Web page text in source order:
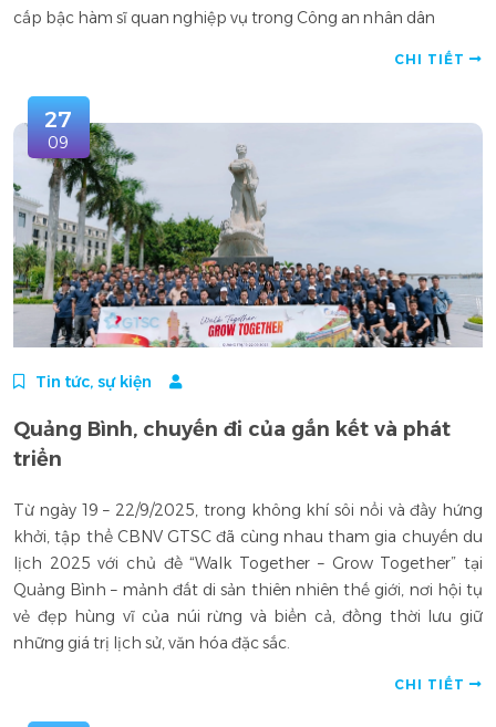
cấp bậc hàm sĩ quan nghiệp vụ trong Công an nhân dân
CHI TIẾT
27
09
Tin tức, sự kiện
Quảng Bình, chuyến đi của gắn kết và phát
triển
Từ ngày 19 – 22/9/2025, trong không khí sôi nổi và đầy hứng
khởi, tập thể CBNV GTSC đã cùng nhau tham gia chuyến du
lịch 2025 với chủ đề “Walk Together – Grow Together” tại
Quảng Bình – mảnh đất di sản thiên nhiên thế giới, nơi hội tụ
vẻ đẹp hùng vĩ của núi rừng và biển cả, đồng thời lưu giữ
những giá trị lịch sử, văn hóa đặc sắc.
CHI TIẾT